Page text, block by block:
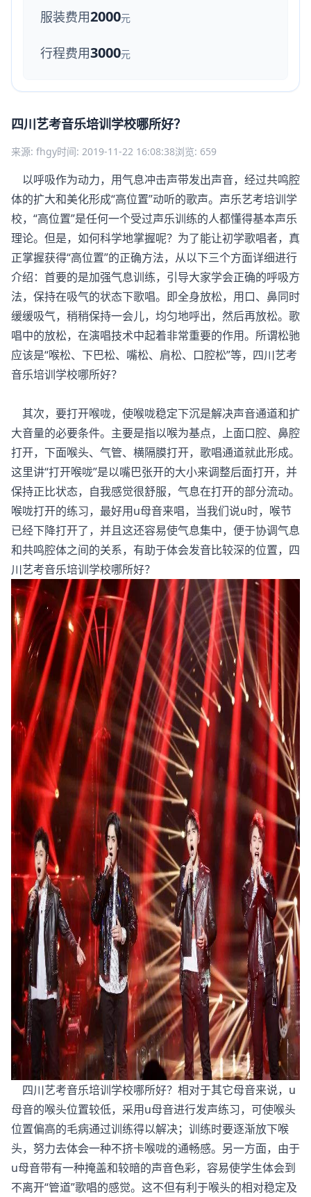
服装费用2000元
行程费用3000元
四川艺考音乐培训学校哪所好？
来源: fhgy时间: 2019-11-22 16:08:38浏览: 659
以呼吸作为动力，用气息冲击声带发出声音，经过共鸣腔
体的扩大和美化形成“高位置”动听的歌声。 声乐艺考培训学
校，“高位置”是任何一个受过声乐训练的人都懂得基本声乐
理论。但是，如何科学地掌握呢？为了能让初学歌唱者，真
正掌握获得“高位置”的正确方法，从以下三个方面详细进行
介绍：首要的是加强气息训练，引导大家学会正确的呼吸方
法，保持在吸气的状态下歌唱。即全身放松，用口、鼻同时
缓缓吸气，稍稍保持一会儿，均匀地呼出，然后再放松。歌
唱中的放松，在演唱技术中起着非常重要的作用。所谓松驰
应该是“喉松、下巴松、嘴松、肩松、口腔松”等，四川艺考
音乐培训学校哪所好？
其次，要打开喉咙，使喉咙稳定下沉是解决声音通道和扩
大音量的必要条件。主要是指以喉为基点，上面口腔、鼻腔
打开，下面喉头、气管、横隔膜打开，歌唱通道就此形成。
这里讲“打开喉咙”是以嘴巴张开的大小来调整后面打开，并
保持正比状态，自我感觉很舒服，气息在打开的部分流动。
喉咙打开的练习，最好用u母音来唱，当我们说u时，喉节
已经下降打开了，并且这还容易使气息集中，便于协调气息
和共鸣腔体之间的关系，有助于体会发音比较深的位置，四
川艺考音乐培训学校哪所好？
四川艺考音乐培训学校哪所好？相对于其它母音来说，u
母音的喉头位置较低，采用u母音进行发声练习，可使喉头
位置偏高的毛病通过训练得以解决；训练时要逐渐放下喉
头，努力去体会一种不挤卡喉咙的通畅感。另一方面，由于
u母音带有一种掩盖和较暗的声音色彩，容易使学生体会到
不离开“管道”歌唱的感觉。这不但有利于喉头的相对稳定及